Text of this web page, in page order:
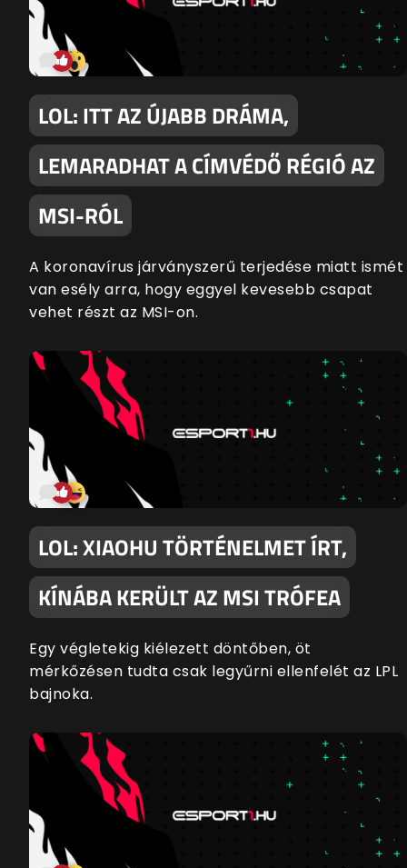
LOL: ITT AZ ÚJABB DRÁMA,
LEMARADHAT A CÍMVÉDŐ RÉGIÓ AZ
MSI-RÓL
A koronavírus járványszerű terjedése miatt ismét
van esély arra, hogy eggyel kevesebb csapat
vehet részt az MSI-on.
LOL: XIAOHU TÖRTÉNELMET ÍRT,
KÍNÁBA KERÜLT AZ MSI TRÓFEA
Egy végletekig kiélezett döntőben, öt
mérkőzésen tudta csak legyűrni ellenfelét az LPL
bajnoka.